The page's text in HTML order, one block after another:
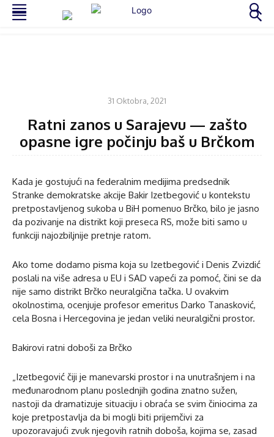
31 Oktobra, 2021
Ratni zanos u Sarajevu — zašto
opasne igre počinju baš u Brčkom
Kada je gostujući na federalnim medijima predsednik
Stranke demokratske akcije Bakir Izetbegović u kontekstu
pretpostavljenog sukoba u BiH pomenuo Brčko, bilo je jasno
da pozivanje na distrikt koji preseca RS, može biti samo u
funkciji najozbiljnije pretnje ratom.
Ako tome dodamo pisma koja su Izetbegović i Denis Zvizdić
poslali na više adresa u EU i SAD vapeći za pomoć, čini se da
nije samo distrikt Brčko neuralgična tačka. U ovakvim
okolnostima, ocenjuje profesor emeritus Darko Tanasković,
cela Bosna i Hercegovina je jedan veliki neuralgični prostor.
Bakirovi ratni doboši za Brčko
„Izetbegović čiji je manevarski prostor i na unutrašnjem i na
međunarodnom planu poslednjih godina znatno sužen,
nastoji da dramatizuje situaciju i obraća se svim činiocima za
koje pretpostavlja da bi mogli biti prijemčivi za
upozoravajući zvuk njegovih ratnih doboša, kojima se, zasad